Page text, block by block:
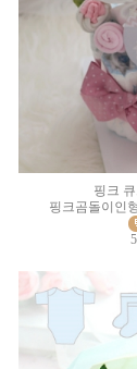
핑크
핑크곰돌이인